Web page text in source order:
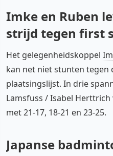
Imke en Ruben
strijd tegen first
Het gelegenheidskoppel
kan net niet stunten tegen
plaatsingslijst. In drie
Lamsfuss / Isabel
met 21-17, 18-21 en 23-25.
Japanse